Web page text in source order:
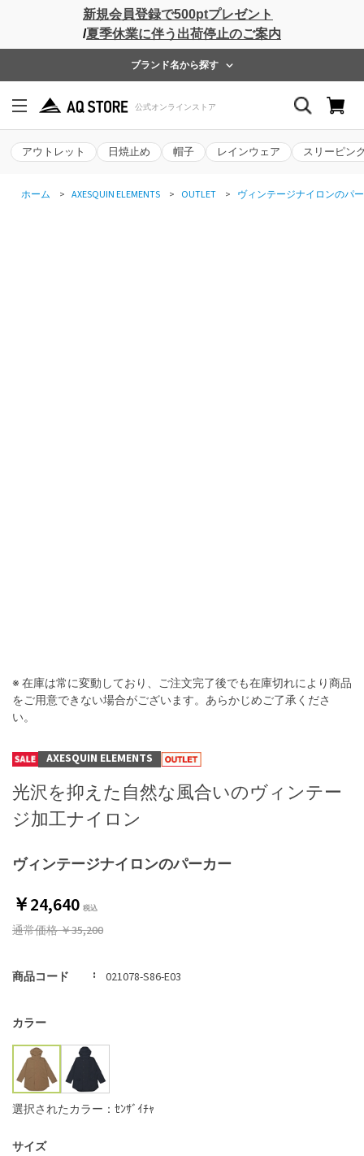
新規会員登録で500ptプレゼント
/夏季休業に伴う出荷停止のご案内
ブランド名から探す
アウトレット 日焼止め 帽子 レインウェア スリーピン
ホーム > AXESQUIN ELEMENTS > OUTLET > ヴィンテージナイロンのパ
※ 在庫は常に変動しており、ご注文完了後でも在庫切れにより商品
をご用意できない場合がございます。あらかじめご了承くださ
い。
ヴィンテージナイロンのパーカー
AXESQUIN ELEMENTS
光沢を抑えた自然な風合いのヴィンテー
ジ加工ナイロン
￥24,640
通常価格￥35,200
商品コード 021078-S86-E03
カラー
選択されたカラー：ｾﾝｻﾞｲﾁｬ
サイズ